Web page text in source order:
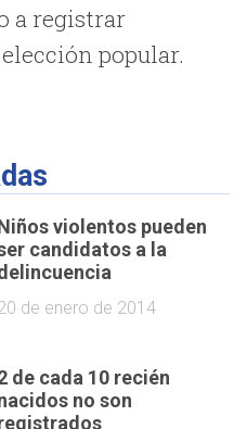
a registrar
popular.
violentos pueden
candidatos a la
de enero de 2014
de cada 10 recién
no son